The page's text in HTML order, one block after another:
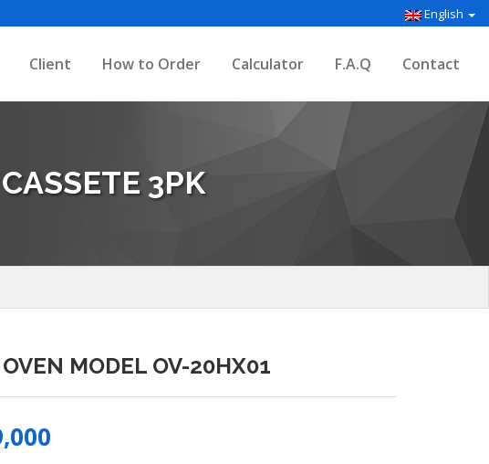
English
Client How to Order Calculator F.A.Q Contact
3PK
MODEL OV-20HX01